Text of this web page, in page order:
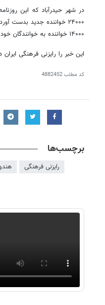
در شهر حیدرآباد که این
۲۴۰۰۰ خواننده جدید بدست
۱۴۰۰۰ خواننده به خوانندگان خود افزوده است و در شهر احمدآباد نیز این رقم ۱۳۰۰۰ خواننده جدید بوده است.
این خبر را رایزنی فرهنگی
کد مطلب4882452
برچسب‌ها
رایزنی فرهنگی
روزنامه‌های صبح